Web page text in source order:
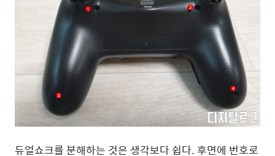
듀얼쇼크를 분해하는 것은 생각보다 쉽다. 후면에 번호로